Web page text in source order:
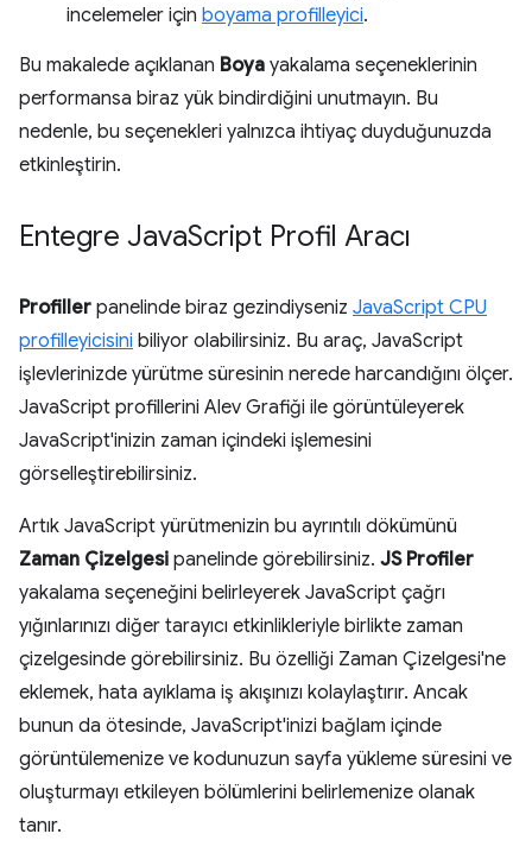
incelemeler için boyama profilleyici.
Bu makalede açıklanan Boya yakalama seçeneklerinin
performansa biraz yük bindirdiğini unutmayın. Bu
nedenle, bu seçenekleri yalnızca ihtiyaç duyduğunuzda
etkinleştirin.
Entegre JavaScript Profil Aracı
Profiller panelinde biraz gezindiyseniz JavaScript CPU
profilleyicisini biliyor olabilirsiniz. Bu araç, JavaScript
işlevlerinizde yürütme süresinin nerede harcandığını ölçer.
JavaScript profillerini Alev Grafiği ile görüntüleyerek
JavaScript'inizin zaman içindeki işlemesini
görselleştirebilirsiniz.
Artık JavaScript yürütmenizin bu ayrıntılı dökümünü
Zaman Çizelgesi panelinde görebilirsiniz. JS Profiler
yakalama seçeneğini belirleyerek JavaScript çağrı
yığınlarınızı diğer tarayıcı etkinlikleriyle birlikte zaman
çizelgesinde görebilirsiniz. Bu özelliği Zaman Çizelgesi'ne
eklemek, hata ayıklama iş akışınızı kolaylaştırır. Ancak
bunun da ötesinde, JavaScript'inizi bağlam içinde
görüntülemenize ve kodunuzun sayfa yükleme süresini ve
oluşturmayı etkileyen bölümlerini belirlemenize olanak
tanır.